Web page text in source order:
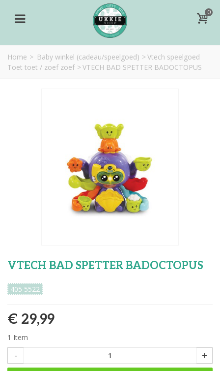
0
Home > Baby winkel (cadeau/speelgoed) > Vtech speelgoed
Toet toet / zoef zoef > VTECH BAD SPETTER BADOCTOPUS
VTECH BAD SPETTER BADOCTOPUS
405 5522
€ 29,99
1 Item
- +